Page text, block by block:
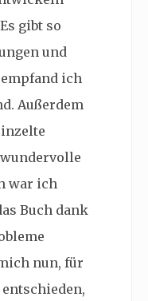
gibt so
und
ich
Außerdem
war ich
Buch dank
nun, für